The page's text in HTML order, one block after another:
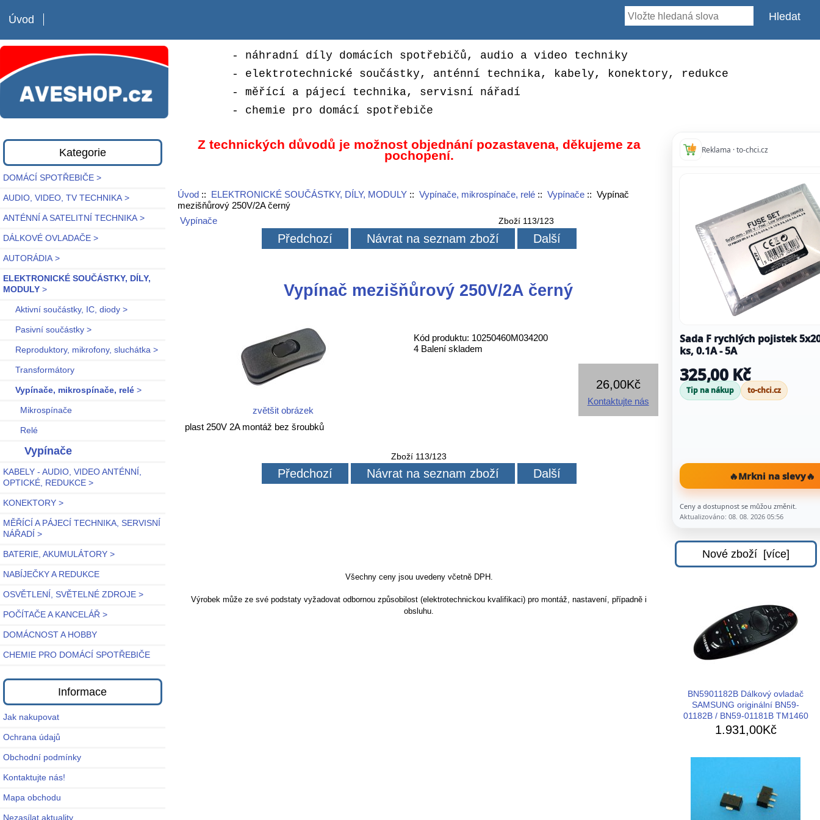
Úvod
- náhradní díly domácích spotřebičů, audio a video techniky
- elektrotechnické součástky, anténní technika, kabely, konektory, redukce
- měřící a pájecí technika, servisní nářadí
- chemie pro domácí spotřebiče
Kategorie
DOMÁCÍ SPOTŘEBIČE >
AUDIO, VIDEO, TV TECHNIKA >
ANTÉNNÍ A SATELITNÍ TECHNIKA >
DÁLKOVÉ OVLADAČE >
AUTORÁDIA >
ELEKTRONICKÉ SOUČÁSTKY, DÍLY,
MODULY >
Aktivní součástky, IC, diody >
Pasivní součástky >
Reproduktory, mikrofony, sluchátka >
Transformátory
Vypínače, mikrospínače, relé >
Mikrospínače
Relé
Vypínače
KABELY - AUDIO, VIDEO ANTÉNNÍ,
OPTICKÉ, REDUKCE >
KONEKTORY >
MĚŘÍCÍ A PÁJECÍ TECHNIKA, SERVISNÍ
NÁŘADÍ >
BATERIE, AKUMULÁTORY >
NABÍJEČKY A REDUKCE
OSVĚTLENÍ, SVĚTELNÉ ZDROJE >
POČÍTAČE A KANCELÁŘ >
DOMÁCNOST A HOBBY
CHEMIE PRO DOMÁCÍ SPOTŘEBIČE
Informace
Jak nakupovat
Ochrana údajů
Obchodní podmínky
Kontaktujte nás!
Mapa obchodu
Nezasílat aktuality
Z technických důvodů je možnost objednání pozastavena, děkujeme za
pochopení.
Úvod:: ELEKTRONICKÉ SOUČÁSTKY, DÍLY, MODULY:: Vypínače, mikrospínače, relé:: Vypínače:: Vypínač
mezišňůrový 250V/2A černý
Vypínače
Zboží 113/123
Předchozí Návrat na seznam zboží Další
Vypínač mezišňůrový 250V/2A černý
zvětšit obrázek
Kód produktu: 10250460M034200
4 Balení skladem
26,00Kč
Kontaktujte nás
plast 250V 2A montáž bez šroubků
Zboží 113/123
Předchozí Návrat na seznam zboží Další
Všechny ceny jsou uvedeny včetně DPH.
Výrobek může ze své podstaty vyžadovat odbornou způsobilost (elektrotechnickou kvalifikaci) pro montáž, nastavení, případně i
obsluhu.
Reklama · to-chci.cz
Sada F rychlých pojistek
ks, 0.1A - 5A
325,00 Kč
Tip na nákup to-chci.cz
🔥Mrkni na slevy🔥
Ceny a dostupnost se můžou změnit.
Aktualizováno: 08. 08. 2026 05:56
Nové zboží [více]
BN5901182B Dálkový ovladač
SAMSUNG originální BN59-
01182B / BN59-01181B TM1460
1.931,00Kč